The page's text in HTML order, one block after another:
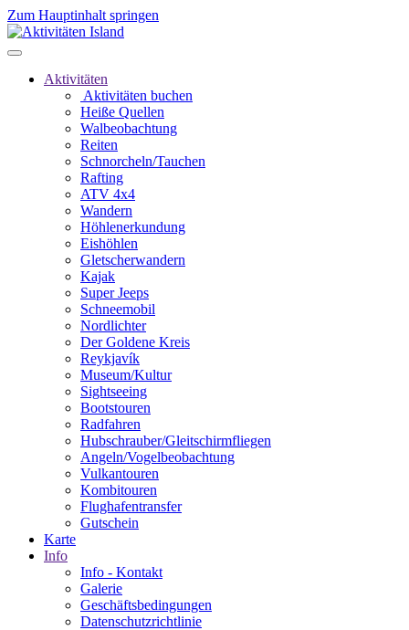
Zum Hauptinhalt springen
Aktivitäten
Aktivitäten buchen
Heiße Quellen
Walbeobachtung
Reiten
Schnorcheln/Tauchen
Rafting
ATV 4x4
Wandern
Höhlenerkundung
Eishöhlen
Gletscherwandern
Kajak
Super Jeeps
Schneemobil
Nordlichter
Der Goldene Kreis
Reykjavík
Museum/Kultur
Sightseeing
Bootstouren
Radfahren
Hubschrauber/Gleitschirmfliegen
Angeln/Vogelbeobachtung
Vulkantouren
Kombitouren
Flughafentransfer
Gutschein
Karte
Info
Info - Kontakt
Galerie
Geschäftsbedingungen
Datenschutzrichtlinie